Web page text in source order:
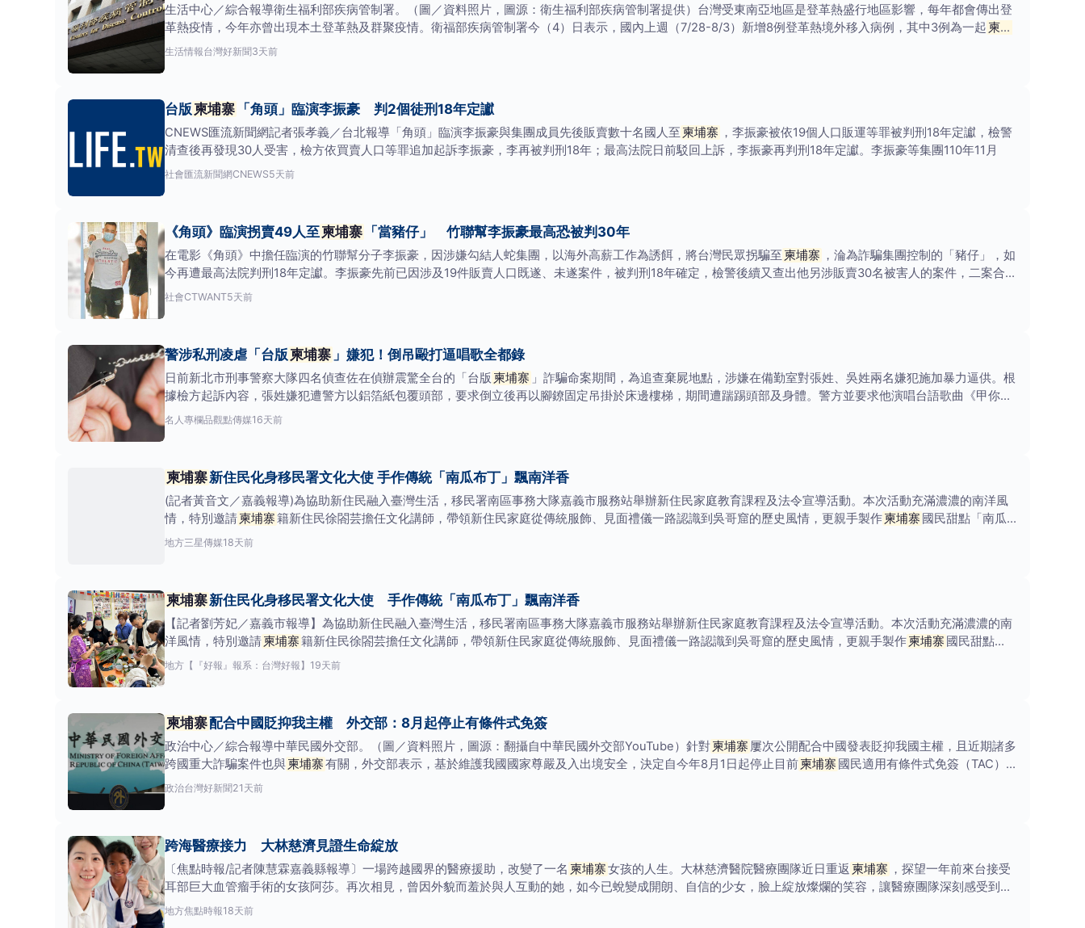
生活中心／綜合報導衛生福利部疾病管制署。（圖／資料照片，圖源：衛生福利部疾病管制署提供）台灣受東南亞地區是登革熱盛行地區影響，每年都會傳出登
革熱疫情，今年亦曾出現本土登革熱及群聚疫情。衛福部疾病管制署今（4）日表示，國內上週（7/28-8/3）新增8例登革熱境外移入病例，其中3例為一起 柬埔
寨境外群聚
生活情報台灣好新聞3天前
台版 柬埔寨 「角頭」臨演李振豪 判2個徒刑18年定讞
CNEWS匯流新聞網記者張孝義／台北報導「角頭」臨演李振豪與集團成員先後販賣數十名國人至 柬埔寨 ，李振豪被依19個人口販運等罪被判刑18年定讞，檢警
清查後再發現30人受害，檢方依買賣人口等罪追加起訴李振豪，李再被判刑18年；最高法院日前駁回上訴，李振豪再判刑18年定讞。李振豪等集團110年11月
社會匯流新聞網CNEWS5天前
《角頭》臨演拐賣49人至柬埔寨 「當豬仔」 竹聯幫李振豪最高恐被判30年
在電影《角頭》中擔任臨演的竹聯幫分子李振豪，因涉嫌勾結人蛇集團，以海外高薪工作為誘餌，將台灣民眾拐騙至 柬埔寨 ，淪為詐騙集團控制的「豬仔」，如
今再遭最高法院判刑18年定讞。李振豪先前已因涉及19件販賣人口既遂、未遂案件，被判刑18年確定，檢警後續又查出他另涉販賣30名被害人的案件，二案合計
遭判處2個1
社會CTWANT5天前
警涉私刑凌虐「台版 柬埔寨 」嫌犯！倒吊毆打逼唱歌全都錄
日前新北市刑事警察大隊四名偵查佐在偵辦震驚全台的「台版 柬埔寨 」詐騙命案期間，為追查棄屍地點，涉嫌在備勤室對張姓、吳姓兩名嫌犯施加暴力逼供。根
據檢方起訴內容，張姓嫌犯遭警方以鋁箔紙包覆頭部，要求倒立後再以腳鐐固定吊掛於床邊樓梯，期間遭踹踢頭部及身體。警方並要求他演唱台語歌曲《甲你攬
牢牢
名人專欄品觀點傳媒16天前
柬埔寨新住民化身移民署文化大使 手作傳統「南瓜布丁」飄南洋香
(記者黃音文／嘉義報導)為協助新住民融入臺灣生活，移民署南區事務大隊嘉義市服務站舉辦新住民家庭教育課程及法令宣導活動。本次活動充滿濃濃的南洋風
情，特別邀請柬埔寨籍新住民徐閤芸擔任文化講師，帶領新住民家庭從傳統服飾、見面禮儀一路認識到吳哥窟的歷史風情，更親手製作柬埔寨 國民甜點「南瓜
布丁（Sangkay
地方三星傳媒18天前
柬埔寨新住民化身移民署文化大使 手作傳統「南瓜布丁」飄南洋香
【記者劉芳妃／嘉義市報導】為協助新住民融入臺灣生活，移民署南區事務大隊嘉義市服務站舉辦新住民家庭教育課程及法令宣導活動。本次活動充滿濃濃的南
洋風情，特別邀請柬埔寨籍新住民徐閤芸擔任文化講師，帶領新住民家庭從傳統服飾、見面禮儀一路認識到吳哥窟的歷史風情，更親手製作柬埔寨 國民甜點
「南瓜布丁（
地方 【『好報』報系：台灣好報】 19天前
柬埔寨配合中國貶抑我主權 外交部：8月起停止有條件式免簽
政治中心／綜合報導中華民國外交部。（圖／資料照片，圖源：翻攝自中華民國外交部YouTube）針對柬埔寨 屢次公開配合中國發表貶抑我國主權，且近期諸多
跨國重大詐騙案件也與柬埔寨有關，外交部表示，基於維護我國國家尊嚴及入出境安全，決定自今年8月1日起停止目前柬埔寨 國民適用有條件式免簽（TAC）
及「觀宏專案
政治台灣好新聞21天前
跨海醫療接力 大林慈濟見證生命綻放
〔焦點時報/記者陳慧霖嘉義縣報導〕一場跨越國界的醫療援助，改變了一名 柬埔寨女孩的人生。大林慈濟醫院醫療團隊近日重返 柬埔寨 ，探望一年前來台接受
耳部巨大血管瘤手術的女孩阿莎。再次相見，曾因外貌而羞於與人互動的她，如今已蛻變成開朗、自信的少女，臉上綻放燦爛的笑容，讓醫療團隊深刻感受到醫
療不只是治病，更能改
地方焦點時報18天前